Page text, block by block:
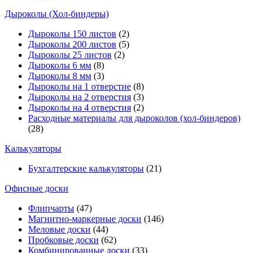
Дыроколы (Хол-биндеры)
Дыроколы 150 листов (2)
Дыроколы 200 листов (5)
Дыроколы 25 листов (2)
Дыроколы 6 мм (8)
Дыроколы 8 мм (3)
Дыроколы на 1 отверстие (8)
Дыроколы на 2 отверстия (3)
Дыроколы на 4 отверстия (2)
Расходные материалы для дыроколов (хол-биндеров)
(28)
Калькуляторы
Бухгалтерские калькуляторы (21)
Офисные доски
Флипчарты (47)
Магнитно-маркерные доски (146)
Меловые доски (44)
Пробковые доски (62)
Комбинированные доски (33)